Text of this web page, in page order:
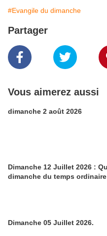
#Evangile du dimanche
Partager
Vous aimerez aussi
dimanche 2 août 2026
Dimanche 12 Juillet 2026 : Quinzième
dimanche du temps ordinaire
Dimanche 05 Juillet 2026.